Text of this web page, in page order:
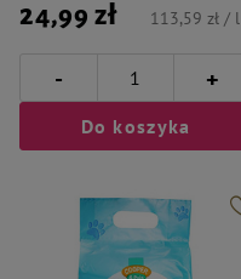
24,99 zł 113,59 zł / l
- +
Do koszyka